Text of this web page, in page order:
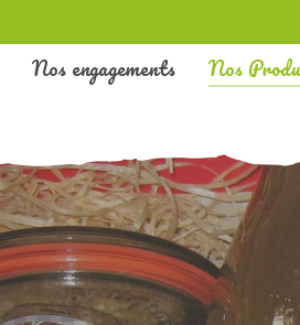
Nos engagements Nos